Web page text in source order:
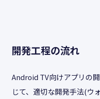
開発工程の流れ
Android TV向けアプリの
じて、適切な開発手法(ウ